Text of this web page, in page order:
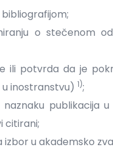
o stečenom
ili potvrda da je
inostranstvu) 1);
publikacija
citirani;
u akademsko